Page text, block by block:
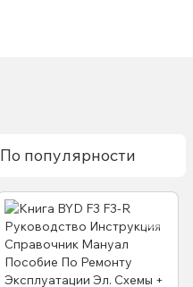
По популярности